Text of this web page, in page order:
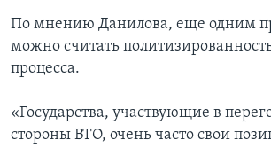
По мнению Данилова, еще одним
можно считать
процесса.
«Государства, участвующие в
стороны ВТО, очень часто свои